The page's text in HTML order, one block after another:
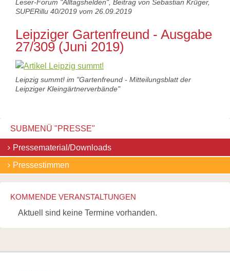
Links
Wildbienenarten
Bestäubungsfunktion
Gefährdung
Hilfe
Literatur
Gärtnern
Allgemein
Links
Biologische
Vielfalt
Leser-Forum "Alltagshelden", Beitrag von Sebastian Krüger,
SUPERillu 40/2019 vom 26.09.2019
Leipziger Gartenfreund - Ausgabe
27/309 (Juni 2019)
Leipzig summt! im "Gartenfreund - Mitteilungsblatt der
Leipziger Kleingärtnerverbände"
SUBMENÜ "PRESSE"
Navigation
überspringen
Pressematerial/Downloads
Pressestimmen
KOMMENDE VERANSTALTUNGEN
Aktuell sind keine Termine vorhanden.